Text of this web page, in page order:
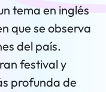
tema en inglés
que se observa
del país.
festival y
profunda de